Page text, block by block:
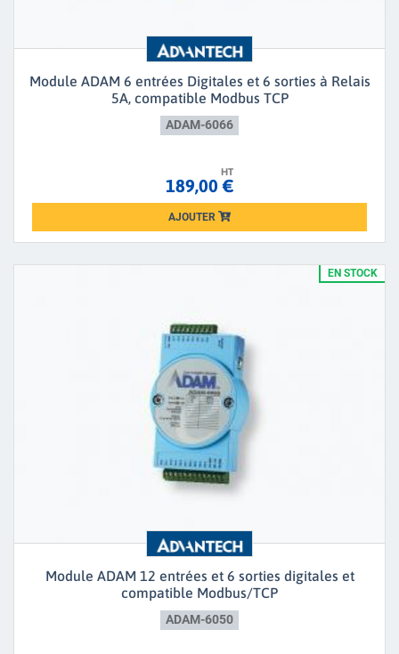
Module ADAM 6 entrées Digitales et 6 sorties à Relais
5A, compatible Modbus TCP
ADAM-6066
HT
189,00 €
AJOUTER
Loading...
EN STOCK
Module ADAM 12 entrées et 6 sorties digitales et
compatible Modbus/TCP
ADAM-6050